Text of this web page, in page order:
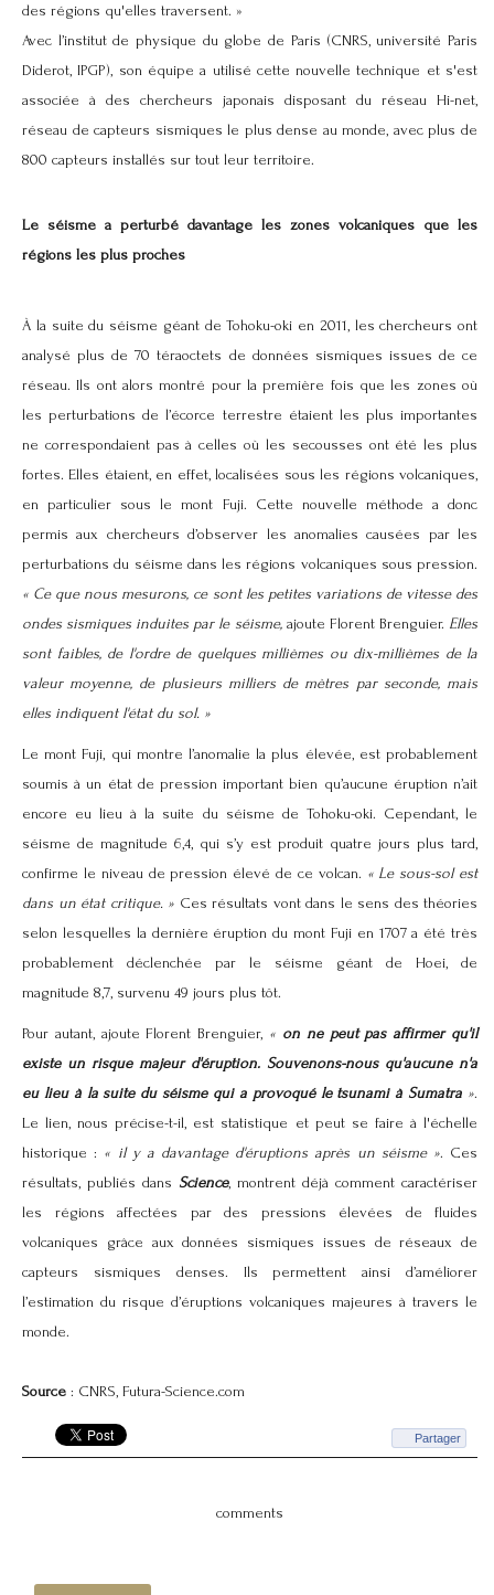
des régions qu'elles traversent. »
Avec l’institut de physique du globe de Paris (CNRS, université Paris
Diderot, IPGP), son équipe a utilisé cette nouvelle technique et s'est
associée à des chercheurs japonais disposant du réseau Hi-net,
réseau de capteurs sismiques le plus dense au monde, avec plus de
800 capteurs installés sur tout leur territoire.
Le séisme a perturbé davantage les zones volcaniques que les
régions les plus proches
À la suite du séisme géant de Tohoku-oki en 2011, les chercheurs ont
analysé plus de 70 téraoctets de données sismiques issues de ce
réseau. Ils ont alors montré pour la première fois que les zones où
les perturbations de l’écorce terrestre étaient les plus importantes
ne correspondaient pas à celles où les secousses ont été les plus
fortes. Elles étaient, en effet, localisées sous les régions volcaniques,
en particulier sous le mont Fuji. Cette nouvelle méthode a donc
permis aux chercheurs d’observer les anomalies causées par les
perturbations du séisme dans les régions volcaniques sous pression.
« Ce que nous mesurons, ce sont les petites variations de vitesse des
ondes sismiques induites par le séisme,ajoute Florent Brenguier. Elles
sont faibles, de l'ordre de quelques millièmes ou dix-millièmes de la
valeur moyenne, de plusieurs milliers de mètres par seconde, mais
elles indiquent l'état du sol. »
Le mont Fuji, qui montre l’anomalie la plus élevée, est probablement
soumis à un état de pression important bien qu’aucune éruption n’ait
encore eu lieu à la suite du séisme de Tohoku-oki. Cependant, le
séisme de magnitude 6,4, qui s’y est produit quatre jours plus tard,
confirme le niveau de pression élevé de ce volcan. « Le sous-sol est
dans un état critique. » Ces résultats vont dans le sens des théories
selon lesquelles la dernière éruption du mont Fuji en 1707 a été très
probablement déclenchée par le séisme géant de Hoei, de
magnitude 8,7, survenu 49 jours plus tôt.
Pour autant, ajoute Florent Brenguier, « on ne peut pas affirmer qu'il
existe un risque majeur d'éruption. Souvenons-nous qu'aucune n'a
eu lieu à la suite du séisme qui a provoqué le tsunami à Sumatra ».
Le lien, nous précise-t-il, est statistique et peut se faire à l'échelle
historique : « il y a davantage d'éruptions après un séisme ». Ces
résultats, publiés dans Science, montrent déjà comment caractériser
les régions affectées par des pressions élevées de fluides
volcaniques grâce aux données sismiques issues de réseaux de
capteurs sismiques denses. Ils permettent ainsi d’améliorer
l’estimation du risque d’éruptions volcaniques majeures à travers le
monde.
Source : CNRS, Futura-Science.com
Partager
comments